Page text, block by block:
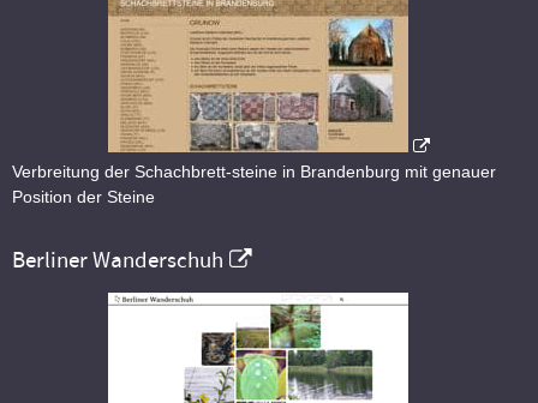
Verbreitung der Schachbrett-steine in Brandenburg mit genauer
Position der Steine
Berliner Wanderschuh